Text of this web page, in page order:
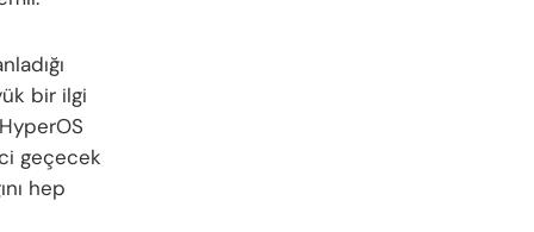
bir ilgi
geçecek
hep